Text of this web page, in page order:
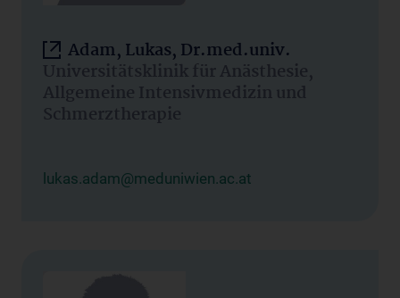
Adam, Lukas, Dr.med.univ.
Universitätsklinik für Anästhesie,
Allgemeine Intensivmedizin und
Schmerztherapie
lukas.adam@meduniwien.ac.at